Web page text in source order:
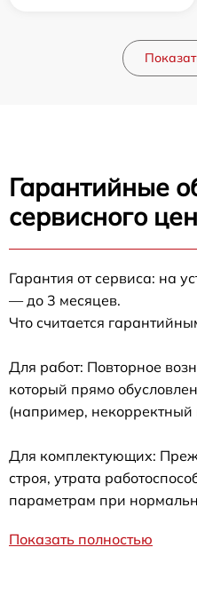
Гарантийные
сервисного
Гарантия от сервиса: на
— до 3 месяцев.
Что считается
Для работ: Повторное
который прямо
(например, некорректный
Для комплектующих:
строя, утрата
параметрам при
Показать полностью